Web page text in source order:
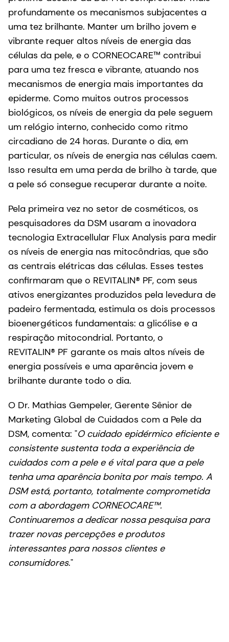
profundamente os mecanismos subjacentes a
uma tez brilhante. Manter um brilho jovem e
vibrante requer altos níveis de energia das
células da pele, e o CORNEOCARE™ contribui
para uma tez fresca e vibrante, atuando nos
mecanismos de energia mais importantes da
epiderme. Como muitos outros processos
biológicos, os níveis de energia da pele seguem
um relógio interno, conhecido como ritmo
circadiano de 24 horas. Durante o dia, em
particular, os níveis de energia nas células caem.
Isso resulta em uma perda de brilho à tarde, que
a pele só consegue recuperar durante a noite.
Pela primeira vez no setor de cosméticos, os
pesquisadores da DSM usaram a inovadora
tecnologia Extracellular Flux Analysis para medir
os níveis de energia nas mitocôndrias, que são
as centrais elétricas das células. Esses testes
confirmaram que o REVITALIN® PF, com seus
ativos energizantes produzidos pela levedura de
padeiro fermentada, estimula os dois processos
bioenergéticos fundamentais: a glicólise e a
respiração mitocondrial. Portanto, o
REVITALIN® PF garante os mais altos níveis de
energia possíveis e uma aparência jovem e
brilhante durante todo o dia.
O Dr. Mathias Gempeler, Gerente Sênior de
Marketing Global de Cuidados com a Pele da
DSM, comenta: "O cuidado epidérmico eficiente e
consistente sustenta toda a experiência de
cuidados com a pele e é vital para que a pele
tenha uma aparência bonita por mais tempo. A
DSM está, portanto, totalmente comprometida
com a abordagem CORNEOCARE™.
Continuaremos a dedicar nossa pesquisa para
trazer novas percepções e produtos
interessantes para nossos clientes e
consumidores."